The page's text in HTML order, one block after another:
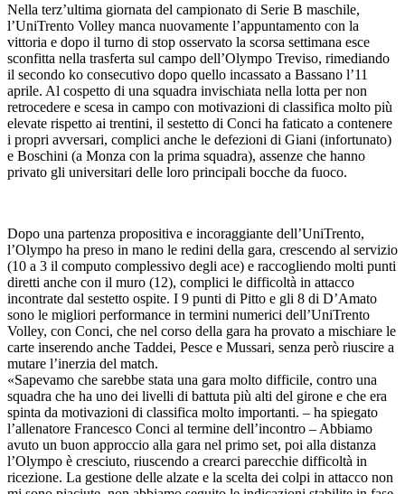
Nella terz’ultima giornata del campionato di Serie B maschile,
l’UniTrento Volley manca nuovamente l’appuntamento con la
vittoria e dopo il turno di stop osservato la scorsa settimana esce
sconfitta nella trasferta sul campo dell’Olympo Treviso, rimediando
il secondo ko consecutivo dopo quello incassato a Bassano l’11
aprile. Al cospetto di una squadra invischiata nella lotta per non
retrocedere e scesa in campo con motivazioni di classifica molto più
elevate rispetto ai trentini, il sestetto di Conci ha faticato a contenere
i propri avversari, complici anche le defezioni di Giani (infortunato)
e Boschini (a Monza con la prima squadra), assenze che hanno
privato gli universitari delle loro principali bocche da fuoco.
Dopo una partenza propositiva e incoraggiante dell’UniTrento,
l’Olympo ha preso in mano le redini della gara, crescendo al servizio
(10 a 3 il computo complessivo degli ace) e raccogliendo molti punti
diretti anche con il muro (12), complici le difficoltà in attacco
incontrate dal sestetto ospite. I 9 punti di Pitto e gli 8 di D’Amato
sono le migliori performance in termini numerici dell’UniTrento
Volley, con Conci, che nel corso della gara ha provato a mischiare le
carte inserendo anche Taddei, Pesce e Mussari, senza però riuscire a
mutare l’inerzia del match.
«Sapevamo che sarebbe stata una gara molto difficile, contro una
squadra che ha uno dei livelli di battuta più alti del girone e che era
spinta da motivazioni di classifica molto importanti. – ha spiegato
l’allenatore Francesco Conci al termine dell’incontro – Abbiamo
avuto un buon approccio alla gara nel primo set, poi alla distanza
l’Olympo è cresciuto, riuscendo a crearci parecchie difficoltà in
ricezione. La gestione delle alzate e la scelta dei colpi in attacco non